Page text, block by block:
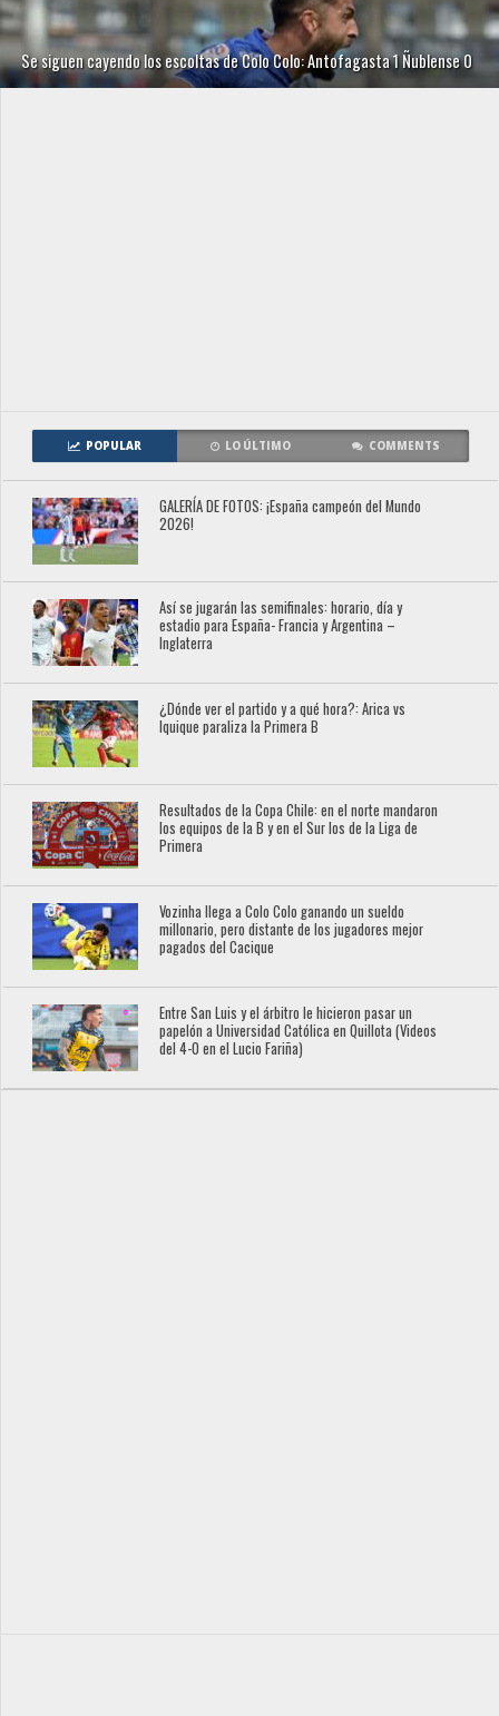
Se siguen cayendo los escoltas de Colo Colo: Antofagasta 1 Ñublense 0
POPULAR LO ÚLTIMO COMMENTS
GALERÍA DE FOTOS: ¡España campeón del Mundo
2026!
Así se jugarán las semifinales: horario, día y
estadio para España- Francia y Argentina –
Inglaterra
¿Dónde ver el partido y a qué hora?: Arica vs
Iquique paraliza la Primera B
Resultados de la Copa Chile: en el norte mandaron
los equipos de la B y en el Sur los de la Liga de
Primera
Vozinha llega a Colo Colo ganando un sueldo
millonario, pero distante de los jugadores mejor
pagados del Cacique
Entre San Luis y el árbitro le hicieron pasar un
papelón a Universidad Católica en Quillota (Videos
del 4-0 en el Lucio Fariña)